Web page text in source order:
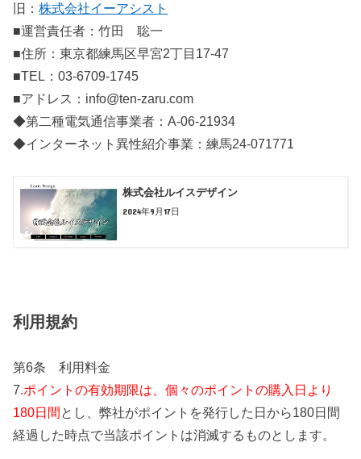
旧：株式会社イーアシスト
■運営責任者：竹田 聡一
■住所：東京都練馬区早宮2丁目17-47
■TEL：03-6709-1745
■アドレス：info@ten-zaru.com
◆第二種電気通信事業者：A-06-21934
◆インターネット異性紹介事業：練馬24-071771
株式会社ルイスデザイン
2024年9月17日
利用規約
第6条 利用料金
7.ポイントの有効期限は、個々のポイントの購入日より
180日間とし、弊社がポイントを発行した日から180日間
経過した時点で当該ポイントは消滅するものとします。